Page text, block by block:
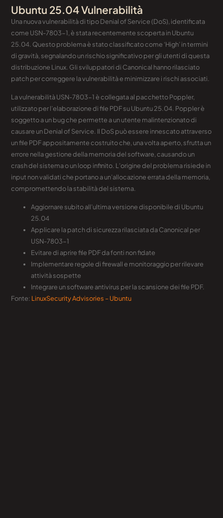
Ubuntu 25.04 Vulnerabilità
Una nuova vulnerabilità di tipo Denial of Service (DoS), identificata
come USN-7803-1, è stata recentemente scoperta in Ubuntu
25.04. Questo problema è stato classificato come ‘High’ in termini
di gravità, segnalando un rischio significativo per gli utenti di questa
distribuzione Linux. Gli sviluppatori di Canonical hanno rilasciato
patch per correggere la vulnerabilità e minimizzare i rischi associati.
La vulnerabilità USN-7803-1 è collegata al pacchetto Poppler,
utilizzato per l’elaborazione di file PDF su Ubuntu 25.04. Poppler è
soggetto a un bug che permette a un utente malintenzionato di
causare un Denial of Service. Il DoS può essere innescato attraverso
un file PDF appositamente costruito che, una volta aperto, sfrutta un
errore nella gestione della memoria del software, causando un
crash del sistema o un loop infinito. L’origine del problema risiede in
input non validati che portano a un’allocazione errata della memoria,
compromettendo la stabilità del sistema.
Aggiornare subito all’ultima versione disponibile di Ubuntu
25.04
Applicare la patch di sicurezza rilasciata da Canonical per
USN-7803-1
Evitare di aprire file PDF da fonti non fidate
Implementare regole di firewall e monitoraggio per rilevare
attività sospette
Integrare un software antivirus per la scansione dei file PDF.
Fonte: LinuxSecurity Advisories – Ubuntu